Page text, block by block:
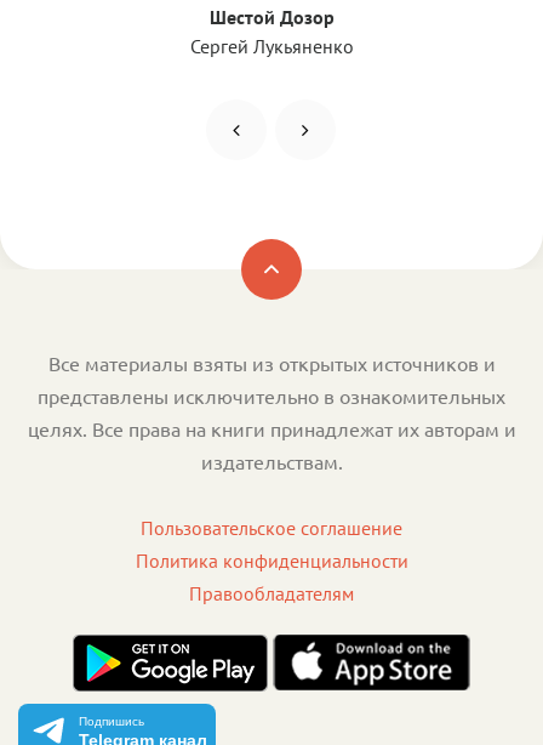
Шестой Дозор
Сергей Лукьяненко
Все материалы взяты из открытых источников и
представлены исключительно в ознакомительных
целях. Все права на книги принадлежат их авторам и
издательствам.
Пользовательское соглашение
Политика конфиденциальности
Правообладателям
Подпишись
Telegram канал